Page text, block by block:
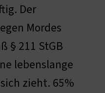
Der
Mordes
§ 211 StGB
lebenslange
zieht. 65%